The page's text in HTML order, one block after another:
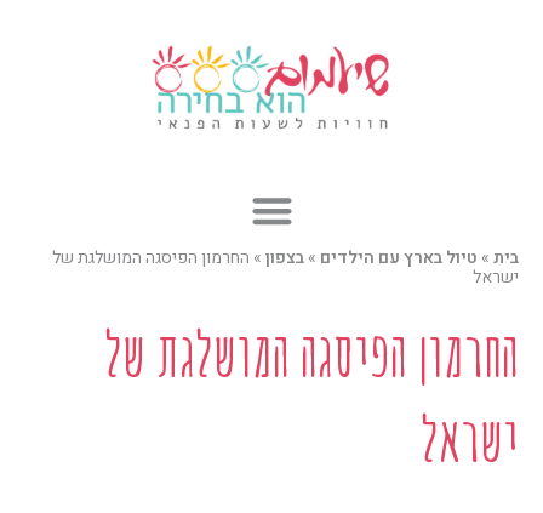
בית» טיול בארץ עם הילדים »בצפון» החרמון הפיסגה המושלגת של
ישראל
החרמון הפיסגה המושלגת של
ישראל